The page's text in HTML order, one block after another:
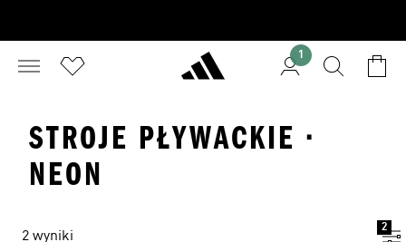
1
STROJE PŁYWACKIE ·
NEON
2 wyniki
2